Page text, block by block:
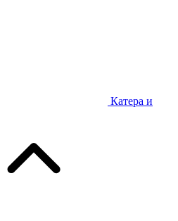
Катера и